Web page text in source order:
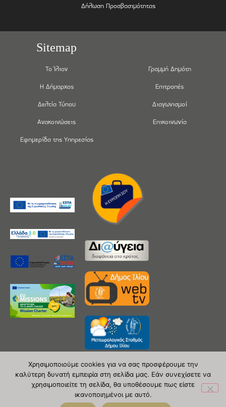
Δήλωση Προσβασιμότητας
Sitemap
Το Ίλιον
Η Δήμαρχος
Δελτία Τύπου
Ανακοινώσεις
Εφημερίδα της Υπηρεσίας
Γραμμή Δημότη
Επιτροπές
Διαγωνισμοί
Επικοινωνία
Copyright 2020 © Δήμος Ιλίου
Χρησιμοποιούμε cookies για να σας προσφέρουμε την
καλύτερη δυνατή εμπειρία στη σελίδα μας. Εάν συνεχίσετε να
χρησιμοποιείτε τη σελίδα, θα υποθέσουμε πως είστε
ικανοποιημένοι με αυτό.